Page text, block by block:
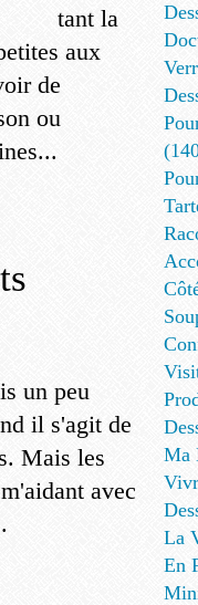
tant la
aux
de
ou
un peu
il s'agit de
Mais les
avec
Ma
La
En